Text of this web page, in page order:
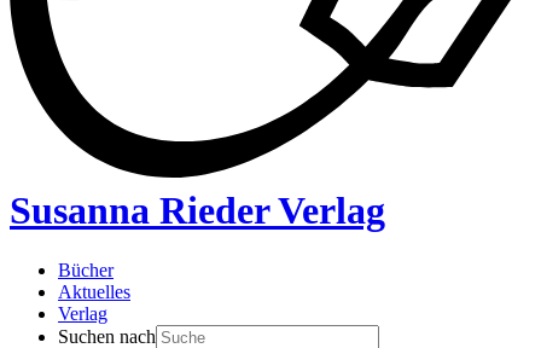
Susanna Rieder Verlag
Bücher
Aktuelles
Verlag
Suchen nach